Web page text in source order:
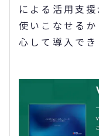
による活用支
使いこなせる
心して導入でき